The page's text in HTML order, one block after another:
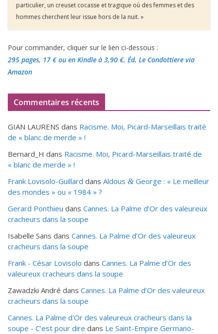
particulier, un creuset cocasse et tragique où des femmes et des
hommes cherchent leur issue hors de la nuit. »
Pour commander, cliquer sur le lien ci-dessous :
295 pages, 17 €ou en Kindle à 3,90 €, Éd. Le Condottiere via
Amazon
Commentaires récents
GIAN LAURENS dans Racisme. Moi, Picard-Marseillais traité
de « blanc de merde » !
Bernard_H dans Racisme. Moi, Picard-Marseillais traité de
« blanc de merde » !
Frank Lovisolo-Guillard dans Aldous & George : « Le meilleur
des mondes » ou « 1984 » ?
Gerard Ponthieu dans Cannes. La Palme d’Or des valeureux
cracheurs dans la soupe
Isabelle Sans dans Cannes. La Palme d’Or des valeureux
cracheurs dans la soupe
Frank - César Lovisolo dans Cannes. La Palme d’Or des
valeureux cracheurs dans la soupe
Zawadzki André dans Cannes. La Palme d’Or des valeureux
cracheurs dans la soupe
Cannes. La Palme d'Or des valeureux cracheurs dans la
soupe - C’est pour dire dans Le Saint-Empire Germano-